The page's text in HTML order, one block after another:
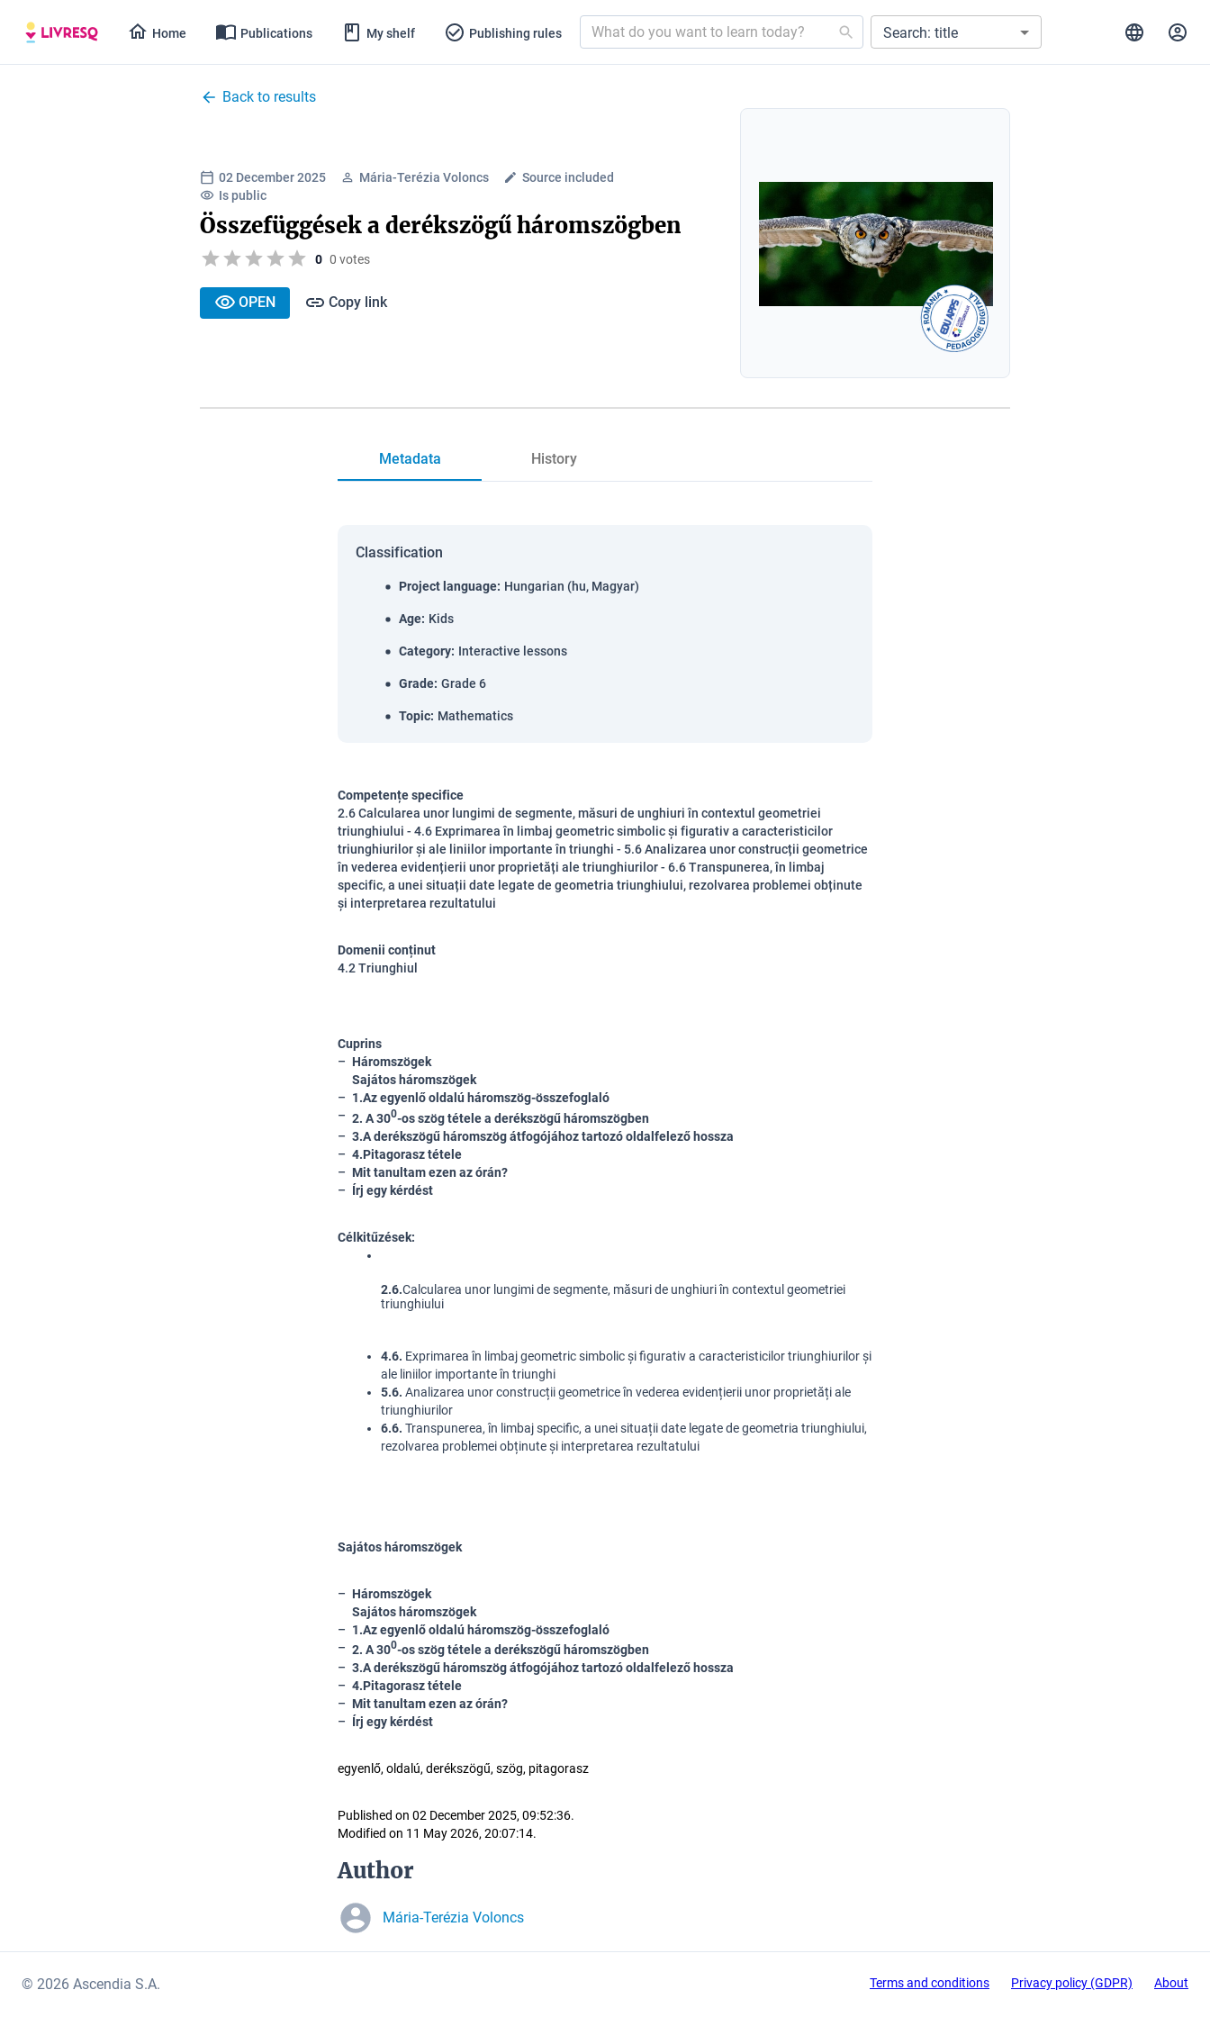
Home Publications My shelf Publishing rules Search: title
Back to results
02 December 2025 Mária-Terézia Voloncs
Source included
Is public
Összefüggések a derékszögű háromszögben
0 0 votes
OPEN Copy link
Metadata History
Classification
Project language: Hungarian (hu, Magyar)
Age: Kids
Category: Interactive lessons
Grade: Grade 6
Topic: Mathematics
Competențe specifice
2.6 Calcularea unor lungimi de segmente, măsuri de unghiuri în contextul geometriei
triunghiului - 4.6 Exprimarea în limbaj geometric simbolic și figurativ a caracteristicilor
triunghiurilor și ale liniilor importante în triunghi - 5.6 Analizarea unor construcții geometrice
în vederea evidențierii unor proprietăți ale triunghiurilor - 6.6 Transpunerea, în limbaj
specific, a unei situații date legate de geometria triunghiului, rezolvarea problemei obținute
și interpretarea rezultatului
Domenii conținut
4.2 Triunghiul
Cuprins
Háromszögek
Sajátos háromszögek
1.Az egyenlő oldalú háromszög-összefoglaló
2. A 300-os szög tétele a derékszögű háromszögben
3.A derékszögű háromszög átfogójához tartozó oldalfelező hossza
4.Pitagorasz tétele
Mit tanultam ezen az órán?
Írj egy kérdést
Célkitűzések:
2.6.Calcularea unor lungimi de segmente, măsuri de unghiuri în contextul geometriei
triunghiului
4.6. Exprimarea în limbaj geometric simbolic și figurativ a caracteristicilor triunghiurilor și
ale liniilor importante în triunghi
5.6. Analizarea unor construcții geometrice în vederea evidențierii unor proprietăți ale
triunghiurilor
6.6. Transpunerea, în limbaj specific, a unei situații date legate de geometria triunghiului,
rezolvarea problemei obținute și interpretarea rezultatului
Sajátos háromszögek
Háromszögek
Sajátos háromszögek
1.Az egyenlő oldalú háromszög-összefoglaló
2. A 300-os szög tétele a derékszögű háromszögben
3.A derékszögű háromszög átfogójához tartozó oldalfelező hossza
4.Pitagorasz tétele
Mit tanultam ezen az órán?
Írj egy kérdést
egyenlő, oldalú, derékszögű, szög, pitagorasz
Published on 02 December 2025, 09:52:36.
Modified on 11 May 2026, 20:07:14.
Author
Mária-Terézia Voloncs
© 2026 Ascendia S.A. Terms and conditions Privacy policy (GDPR) About